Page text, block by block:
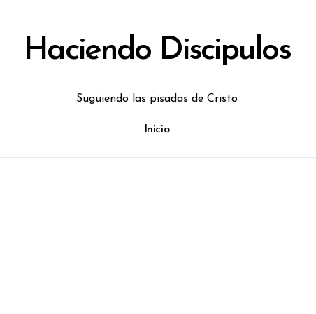
Haciendo Discipulos
Suguiendo las pisadas de Cristo
Inicio